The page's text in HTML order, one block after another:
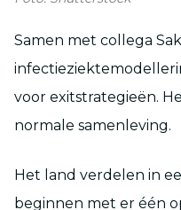
Samen met collega
voor exitstrategieën.
normale samenleving.
Het land verdelen in
beginnen met er één